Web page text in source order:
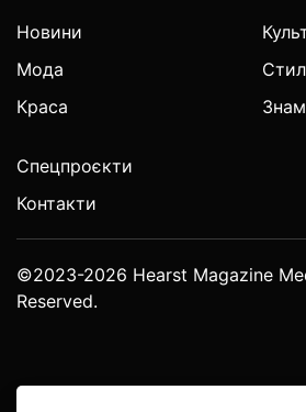
Новини
Мода
Краса
Спецпроєкти
Контакти
©2023-2026 Hearst Magazine
Reserved.